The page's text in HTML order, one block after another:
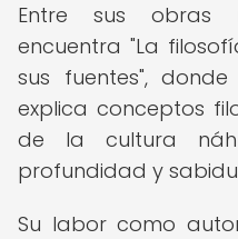
Entre sus obras
encuentra "La
sus fuentes",
explica conceptos
de la cultura
profundidad y
Su labor como